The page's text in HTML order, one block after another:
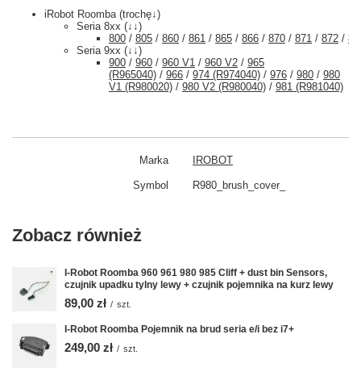
iRobot Roomba (trochę↓)
Seria 8xx (↓↓)
800 / 805 / 860 / 861 / 865 / 866 / 870 / 871 / 872 /
Seria 9xx (↓↓)
900 / 960 / 960 V1 / 960 V2 / 965
(R965040) / 966 / 974 (R974040) / 976 / 980 / 980
V1 (R980020) / 980 V2 (R980040) / 981 (R981040)
Marka IROBOT
Symbol R980_brush_cover_
Zobacz również
I-Robot Roomba 960 961 980 985 Cliff + dust bin Sensors,
czujnik upadku tylny lewy + czujnik pojemnika na kurz lewy
89,00 zł / szt.
I-Robot Roomba Pojemnik na brud seria e/i bez i7+
249,00 zł / szt.